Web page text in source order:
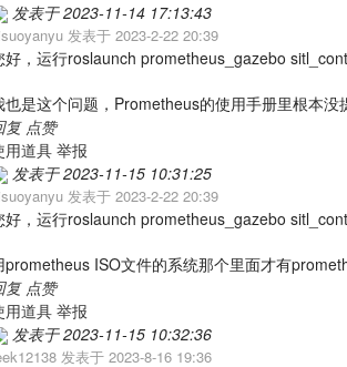
发表于 2023-11-14 17:13:43
发表于 2023-2-22 20:39
好，运行roslaunch prometheus_gazebo
也是这个问题，Prometheus的使用手册里根本
复 点赞
用道具 举报
发表于 2023-11-15 10:31:25
发表于 2023-2-22 20:39
好，运行roslaunch prometheus_gazebo
prometheus ISO文件的系统那个里面才有
复 点赞
用道具 举报
发表于 2023-11-15 10:32:36
发表于 2023-8-16 19:36